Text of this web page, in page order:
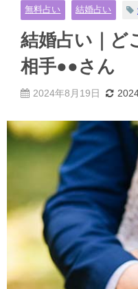
無料占い 結婚占い
結婚占い｜ど
相手●●さん
2024年8月19日